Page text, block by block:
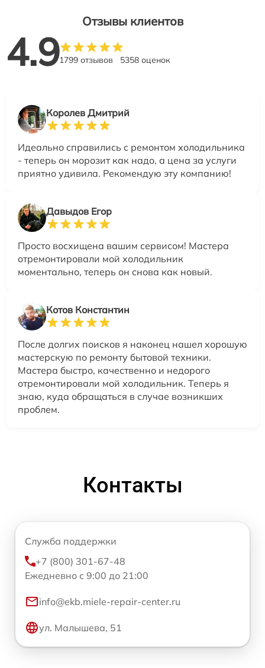
Отзывы клиентов
4.91799 отзывов 5358 оценок
Королев Дмитрий
Идеально справились с ремонтом холодильника
- теперь он морозит как надо, а цена за услуги
приятно удивила. Рекомендую эту компанию!
Давыдов Егор
Просто восхищена вашим сервисом! Мастера
отремонтировали мой холодильник
моментально, теперь он снова как новый.
Котов Константин
После долгих поисков я наконец нашел хорошую
мастерскую по ремонту бытовой техники.
Мастера быстро, качественно и недорого
отремонтировали мой холодильник. Теперь я
знаю, куда обращаться в случае возникших
проблем.
Контакты
Служба поддержки
+7 (800) 301-67-48
Ежедневно с 9:00 до 21:00
info@ekb.miele-repair-center.ru
ул. Малышева, 51